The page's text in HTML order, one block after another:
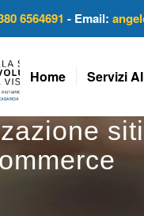
6564691 - Email:
Home Servizi